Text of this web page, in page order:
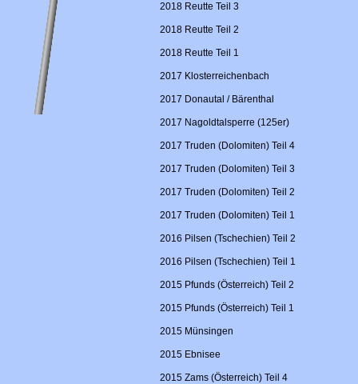
2018 Reutte Teil 3
2018 Reutte Teil 2
2018 Reutte Teil 1
2017 Klosterreichenbach
2017 Donautal / Bärenthal
2017 Nagoldtalsperre (125er)
2017 Truden (Dolomiten) Teil 4
2017 Truden (Dolomiten) Teil 3
2017 Truden (Dolomiten) Teil 2
2017 Truden (Dolomiten) Teil 1
2016 Pilsen (Tschechien) Teil 2
2016 Pilsen (Tschechien) Teil 1
2015 Pfunds (Österreich) Teil 2
2015 Pfunds (Österreich) Teil 1
2015 Münsingen
2015 Ebnisee
2015 Zams (Österreich) Teil 4